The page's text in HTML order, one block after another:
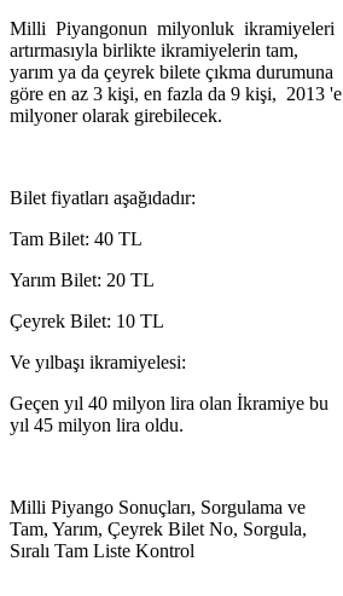
Milli Piyangonun milyonluk ikramiyeleri
artırmasıyla birlikte ikramiyelerin tam,
yarım ya da çeyrek bilete çıkma durumuna
göre en az 3 kişi, en fazla da 9 kişi, 2013 'e
milyoner olarak girebilecek.
Bilet fiyatları aşağıdadır:
Tam Bilet: 40 TL
Yarım Bilet: 20 TL
Çeyrek Bilet: 10 TL
Ve yılbaşı ikramiyelesi:
Geçen yıl 40 milyon lira olan İkramiye bu
yıl 45 milyon lira oldu.
Milli Piyango Sonuçları, Sorgulama ve
Tam, Yarım, Çeyrek Bilet No, Sorgula,
Sıralı Tam Liste Kontrol